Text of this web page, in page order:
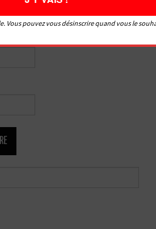
Vous pouvez vous désinscrire quand vous le